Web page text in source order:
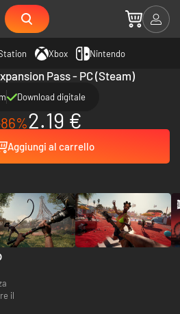
Xbox Nintendo
Pass - PC (Steam)
Download digitale
2.19 €
Aggiungi al carrello
il